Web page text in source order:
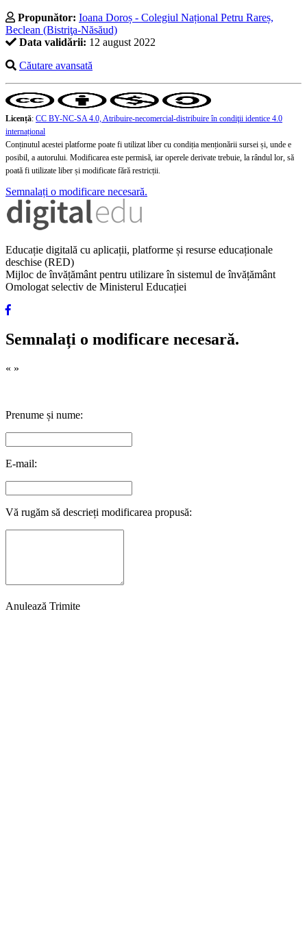
Propunător: Ioana Doroș - Colegiul Național Petru Rareș,
Beclean (Bistriţa-Năsăud)
Data validării: 12 august 2022
Căutare avansată
Licență: CC BY-NC-SA 4.0, Atribuire-necomercial-distribuire în condiţii identice 4.0
internațional
Conținutul acestei platforme poate fi utilizat liber cu condiția menționării sursei și, unde e
posibil, a autorului. Modificarea este permisă, iar operele derivate trebuie, la rândul lor, să
poată fi utilizate liber și modificate fără restricții.
Semnalați o modificare necesară.
Educație digitală cu aplicații, platforme și resurse educaționale
deschise (RED)
Mijloc de învățământ pentru utilizare în sistemul de învățământ
Omologat selectiv de Ministerul Educației
Semnalați o modificare necesară.
« »
Prenume și nume:
E-mail:
Vă rugăm să descrieți modificarea propusă:
Anulează Trimite